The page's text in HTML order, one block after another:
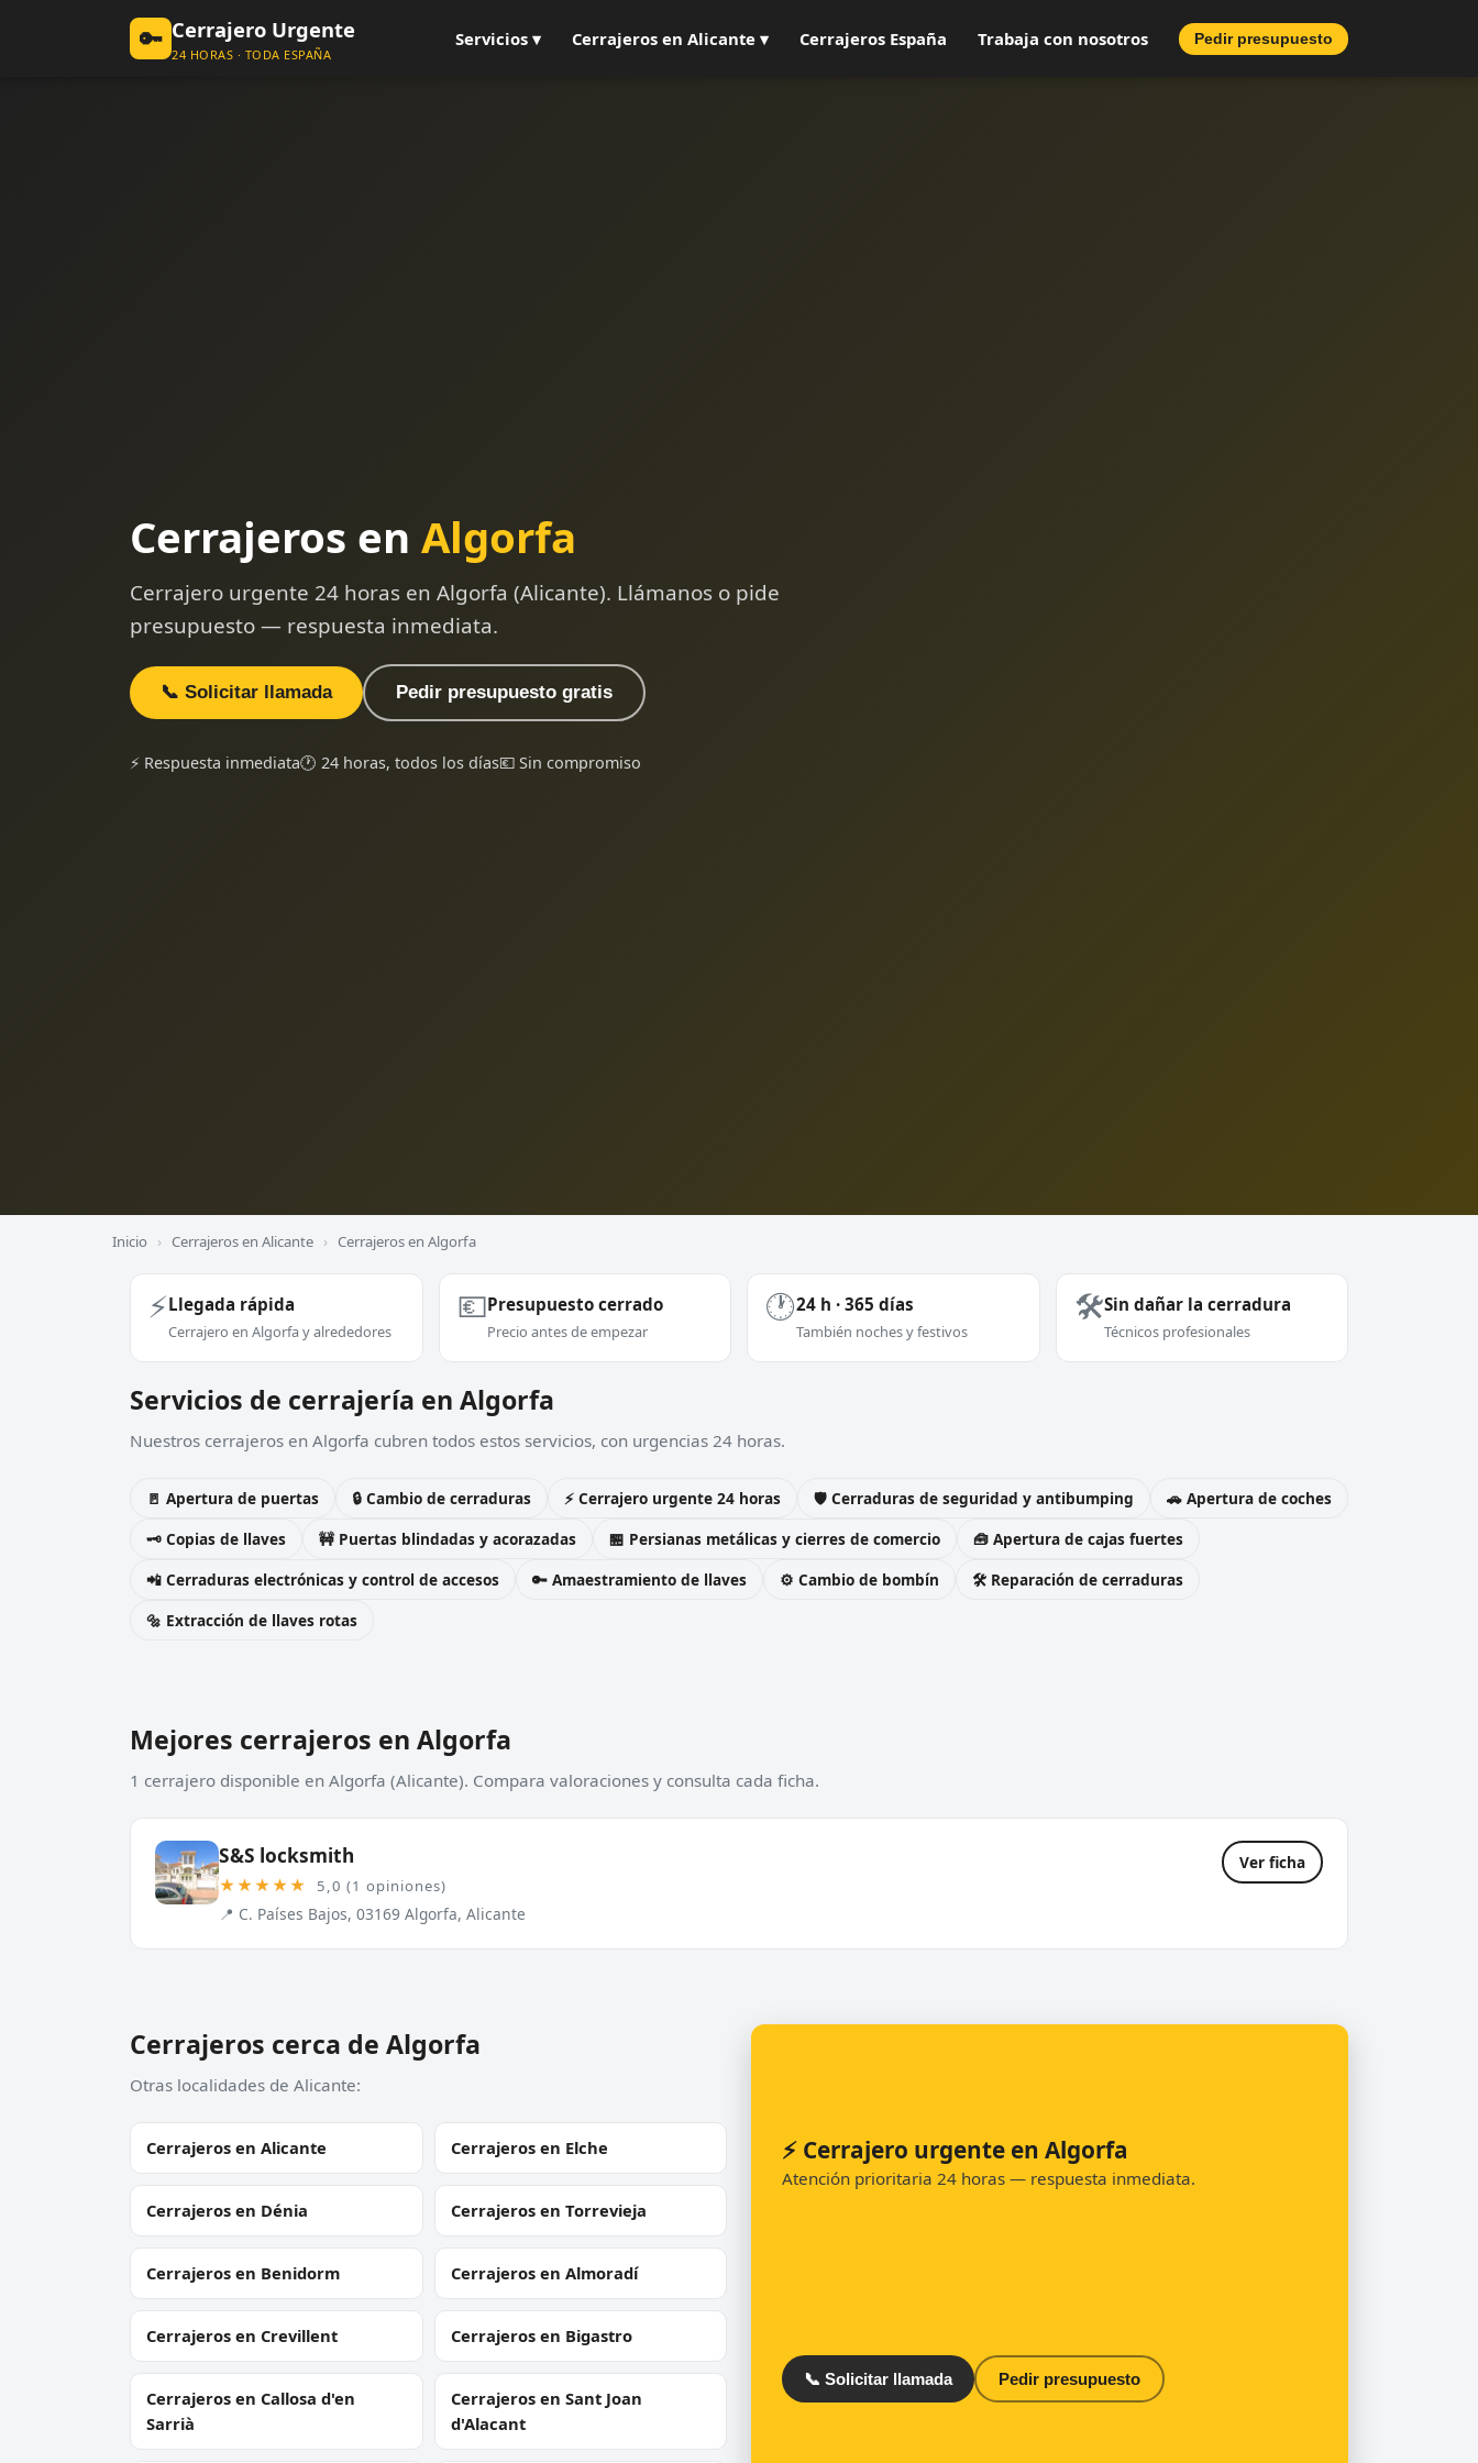
🔑 Cerrajero Urgente
24 HORAS · TODA ESPAÑA
Servicios ▾ Cerrajeros en Alicante ▾ Cerrajeros España Trabaja con nosotros Pedir presupuesto
Cerrajeros en Algorfa
Cerrajero urgente 24 horas en Algorfa (Alicante). Llámanos o pide
presupuesto — respuesta inmediata.
📞 Solicitar llamada Pedir presupuesto gratis
⚡ Respuesta inmediata🕐 24 horas, todos los días💶 Sin compromiso
Inicio › Cerrajeros en Alicante › Cerrajeros en Algorfa
⚡Llegada rápida
Cerrajero en Algorfa y alrededores
💶Presupuesto cerrado
Precio antes de empezar
🕐24 h · 365 días
También noches y festivos
🛠️Sin dañar la cerradura
Técnicos profesionales
Servicios de cerrajería en Algorfa
Nuestros cerrajeros en Algorfa cubren todos estos servicios, con urgencias 24 horas.
🚪 Apertura de puertas 🔒 Cambio de cerraduras ⚡ Cerrajero urgente 24 horas 🛡️ Cerraduras de seguridad y antibumping
🚗 Apertura de coches
🗝️ Copias de llaves
🚧 Puertas blindadas y acorazadas 🏪 Persianas metálicas y cierres de comercio
🧰 Apertura de cajas fuertes
📲 Cerraduras electrónicas y control de accesos
🔑 Amaestramiento de llaves ⚙️ Cambio de bombín
🛠️ Reparación de cerraduras
🔩 Extracción de llaves rotas
Mejores cerrajeros en Algorfa
1 cerrajero disponible en Algorfa (Alicante). Compara valoraciones y consulta cada ficha.
S&S locksmith
★★★★★ 5,0 (1 opiniones)
📍 C. Países Bajos, 03169 Algorfa, Alicante
Ver ficha
Cerrajeros cerca de Algorfa
Otras localidades de Alicante:
Cerrajeros en Alicante Cerrajeros en Elche
Cerrajeros en Dénia Cerrajeros en Torrevieja
Cerrajeros en Benidorm Cerrajeros en Almoradí
Cerrajeros en Crevillent Cerrajeros en Bigastro
Cerrajeros en Callosa d'en
Sarrià
Cerrajeros en Sant Joan
d'Alacant
⚡ Cerrajero urgente en Algorfa
Atención prioritaria 24 horas — respuesta inmediata.
📞 Solicitar llamada Pedir presupuesto